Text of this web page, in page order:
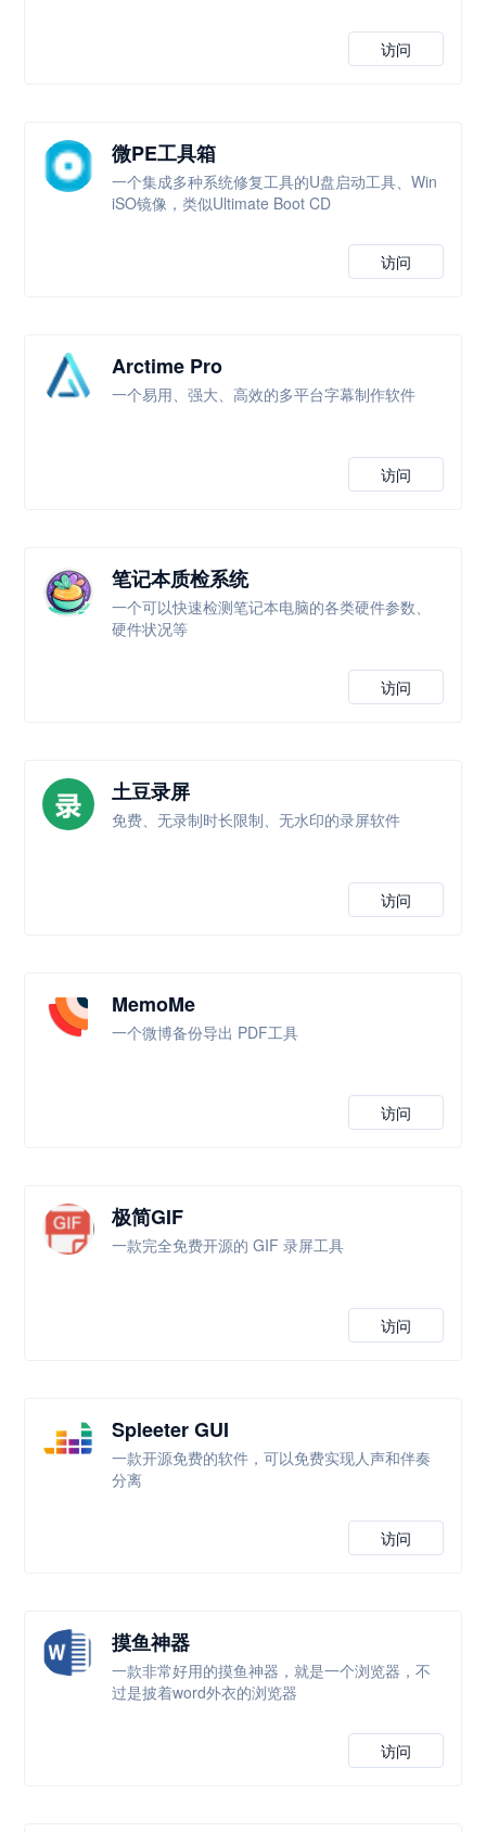
访问
微PE工具箱
一个集成多种系统修复工具的U盘启动工具、Win
iSO镜像，类似Ultimate Boot CD
访问
Arctime Pro
一个易用、强大、高效的多平台字幕制作软件
访问
笔记本质检系统
一个可以快速检测笔记本电脑的各类硬件参数、
硬件状况等
访问
土豆录屏
免费、无录制时长限制、无水印的录屏软件
访问
MemoMe
一个微博备份导出 PDF工具
访问
极简GIF
一款完全免费开源的 GIF 录屏工具
访问
Spleeter GUI
一款开源免费的软件，可以免费实现人声和伴奏
分离
访问
摸鱼神器
一款非常好用的摸鱼神器，就是一个浏览器，不
过是披着word外衣的浏览器
访问